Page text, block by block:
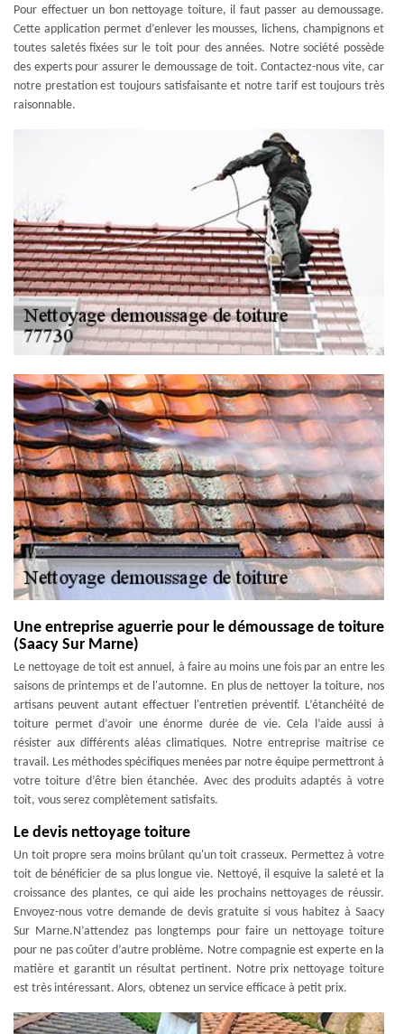
Pour effectuer un bon nettoyage toiture, il faut passer au demoussage.
Cette application permet d’enlever les mousses, lichens, champignons et
toutes saletés fixées sur le toit pour des années. Notre société possède
des experts pour assurer le demoussage de toit. Contactez-nous vite, car
notre prestation est toujours satisfaisante et notre tarif est toujours très
raisonnable.
Une entreprise aguerrie pour le démoussage de toiture
(Saacy Sur Marne)
Le nettoyage de toit est annuel, à faire au moins une fois par an entre les
saisons de printemps et de l'automne. En plus de nettoyer la toiture, nos
artisans peuvent autant effectuer l'entretien préventif. L’étanchéité de
toiture permet d’avoir une énorme durée de vie. Cela l’aide aussi à
résister aux différents aléas climatiques. Notre entreprise maitrise ce
travail. Les méthodes spécifiques menées par notre équipe permettront à
votre toiture d’être bien étanchée. Avec des produits adaptés à votre
toit, vous serez complètement satisfaits.
Le devis nettoyage toiture
Un toit propre sera moins brûlant qu'un toit crasseux. Permettez à votre
toit de bénéficier de sa plus longue vie. Nettoyé, il esquive la saleté et la
croissance des plantes, ce qui aide les prochains nettoyages de réussir.
Envoyez-nous votre demande de devis gratuite si vous habitez à Saacy
Sur Marne.N’attendez pas longtemps pour faire un nettoyage toiture
pour ne pas coûter d’autre problème. Notre compagnie est experte en la
matière et garantit un résultat pertinent. Notre prix nettoyage toiture
est très intéressant. Alors, obtenez un service efficace à petit prix.